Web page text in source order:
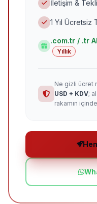
İletişim &
1 Yıl Ücretsiz
.com.tr / .tr
Yıllık
Ne gizli ücret
USD + KDV;
rakamın